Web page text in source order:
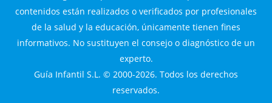
contenidos están realizados o verificados por profesionales
de la salud y la educación, únicamente tienen fines
informativos. No sustituyen el consejo o diagnóstico de un
experto.
Guía Infantil S.L. © 2000-2026. Todos los derechos
reservados.